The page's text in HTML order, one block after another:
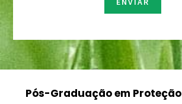
Pós-Graduação em